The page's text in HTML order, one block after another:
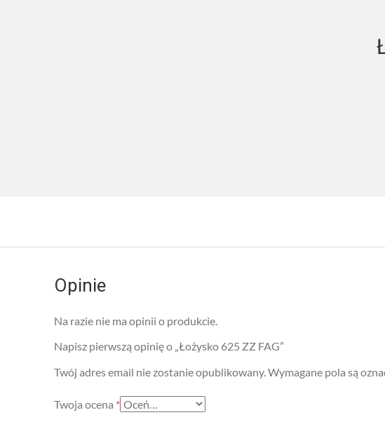
Opinie
Na razie nie ma opinii o produkcie.
Napisz pierwszą opinię o „Łożysko 625 ZZ FAG”
Twój adres email nie zostanie opublikowany.Wymagane pola są
Twoja ocena *